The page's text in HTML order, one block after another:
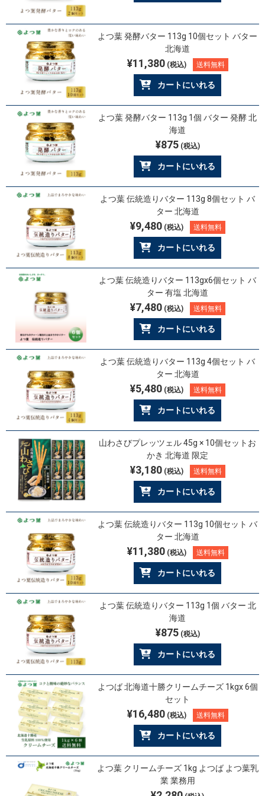
よつ葉 発酵バター 113g 10個セット バター
北海道
¥11,380(税込) 送料無料
カートにいれる
よつ葉 発酵バター 113g 1個 バター 発酵 北
海道
¥875(税込)
カートにいれる
よつ葉 伝統造りバター 113g 8個セット バ
ター 北海道
¥9,480(税込) 送料無料
カートにいれる
よつ葉 伝統造りバター 113gx6個セット バ
ター 有塩 北海道
¥7,480(税込) 送料無料
カートにいれる
よつ葉 伝統造りバター 113g 4個セット バ
ター 北海道
¥5,480(税込) 送料無料
カートにいれる
山わさびプレッツェル 45g × 10個セットお
かき 北海道 限定
¥3,180(税込) 送料無料
カートにいれる
よつ葉 伝統造りバター 113g 10個セット バ
ター 北海道
¥11,380(税込) 送料無料
カートにいれる
よつ葉 伝統造りバター 113g 1個 バター 北
海道
¥875(税込)
カートにいれる
よつば 北海道十勝クリームチーズ 1kgx 6個
セット
¥16,480(税込) 送料無料
カートにいれる
よつ葉 クリームチーズ 1kg よつば よつ葉乳
業 業務用